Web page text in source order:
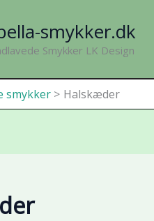
smykker.dk
Smykker LK Design
smykker Halskæder